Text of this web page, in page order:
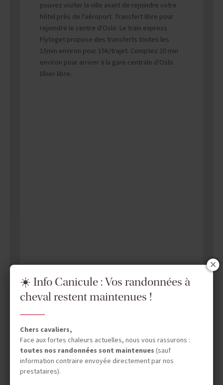
pouvez visiter la ville avant de rejoindre votre
hôtel près de l'aéroport. Transfert libre pour
rejoindre le centre d'Oslo. Le train express
Flytoget propose des transferts toutes les
15min environ pour 15€/trajet. Comptez 20 min
environ pour arriver à la gare centrale d'Oslo.
Dîner libre.
☀️ Info Canicule : Vos randonnées à
cheval restent maintenues !
Chers cavaliers,
Face aux fortes chaleurs actuelles, nous vous rassurons :
toutes nos randonnées sont maintenues (sauf
information contraire envoyée directement par nos
prestataires).